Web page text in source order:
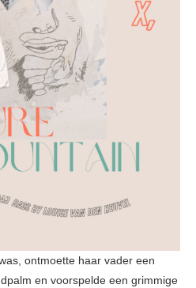
ontmoette haar vader een
en voorspelde een grimmige